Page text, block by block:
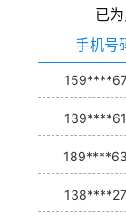
已
手机号